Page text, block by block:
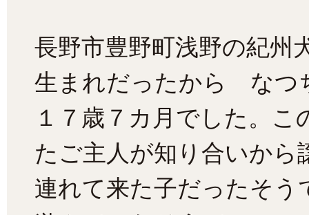
長野市豊野町浅野の紀州
生まれだったから なつ
１７歳７カ月でした。
たご主人が知り合いから
連れて来た子だったそう